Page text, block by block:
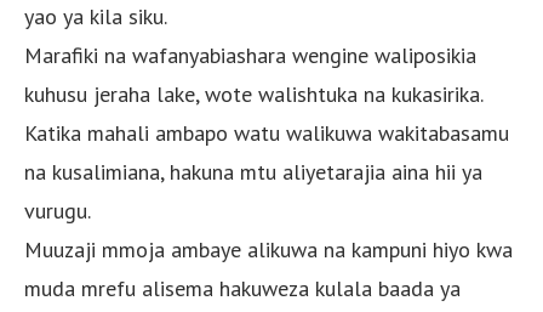
yao ya kila siku.
Marafiki na wafanyabiashara wengine waliposikia
kuhusu jeraha lake, wote walishtuka na kukasirika.
Katika mahali ambapo watu walikuwa wakitabasamu
na kusalimiana, hakuna mtu aliyetarajia aina hii ya
vurugu.
Muuzaji mmoja ambaye alikuwa na kampuni hiyo kwa
muda mrefu alisema hakuweza kulala baada ya